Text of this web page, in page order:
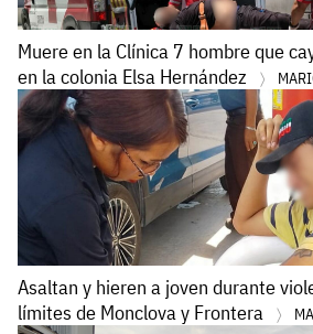
Muere en la Clínica 7 hombre que
en la colonia Elsa Hernández
Asaltan y hieren a joven durante
límites de Monclova y Frontera